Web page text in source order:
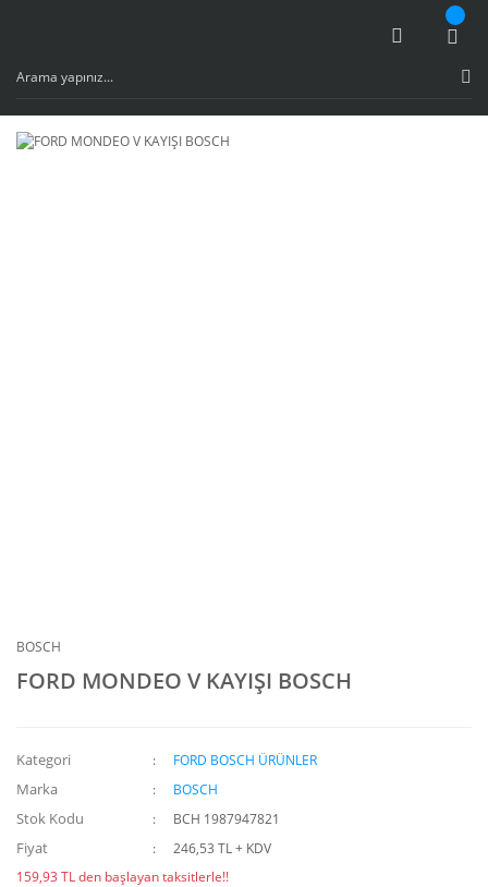
BOSCH
FORD MONDEO V KAYIŞI BOSCH
Kategori FORD BOSCH ÜRÜNLER
Marka BOSCH
Stok Kodu BCH 1987947821
Fiyat
246,53 TL + KDV
159,93 TL den başlayan taksitlerle!!